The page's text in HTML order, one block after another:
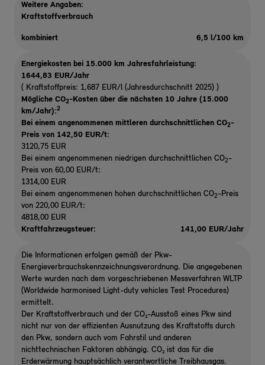
Weitere Angaben:
Kraftstoffverbrauch
kombiniert 6,5 l/100 km
Energiekosten bei 15.000 km Jahresfahrleistung:
1644,83 EUR/Jahr
( Kraftstoffpreis: 1,687 EUR/l (Jahresdurchschnitt 2025) )
Mögliche CO2-Kosten über die nächsten 10 Jahre (15.000
km/Jahr):2
Bei einem angenommenen mittleren durchschnittlichen CO2-
Preis von 142,50 EUR/t:
3120,75 EUR
Bei einem angenommenen niedrigen durchschnittlichen CO2-
Preis von 60,00 EUR/t:
1314,00 EUR
Bei einem angenommenen hohen durchschnittlichen CO2-Preis
von 220,00 EUR/t:
4818,00 EUR
Kraftfahrzeugsteuer:
141,00 EUR/Jahr
Die Informationen erfolgen gemäß der Pkw-
Energieverbrauchskennzeichnungsverordnung. Die angegebenen
Werte wurden nach dem vorgeschriebenen Messverfahren WLTP
(Worldwide harmonised Light-duty vehicles Test Procedures)
ermittelt.
Der Kraftstoffverbrauch und der CO₂-Ausstoß eines Pkw sind
nicht nur von der effizienten Ausnutzung des Kraftstoffs durch
den Pkw, sondern auch vom Fahrstil und anderen
nichttechnischen Faktoren abhängig. CO₂ ist das für die
Erderwärmung hauptsächlich verantwortliche Treibhausgas.